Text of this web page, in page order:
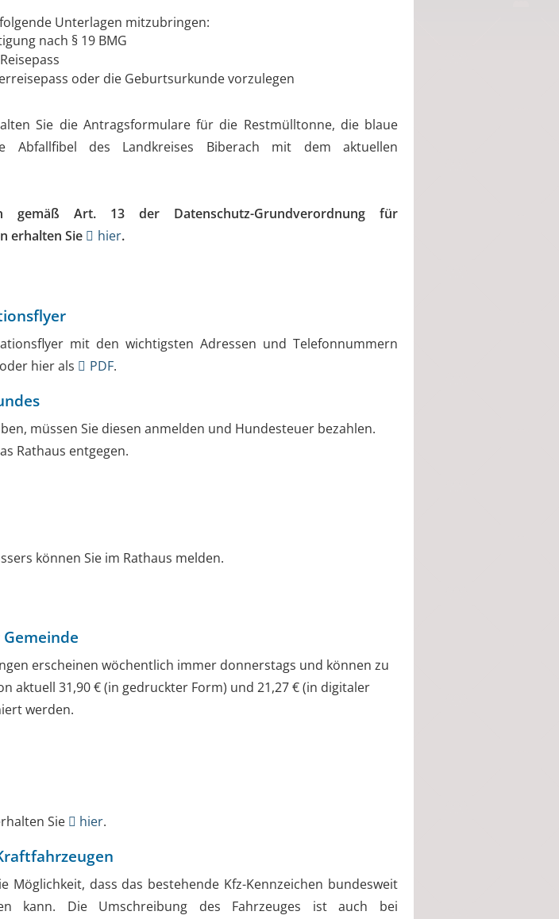
Unterlagen mitzubringen:
nach § 19 BMG
oder die Geburtsurkunde vorzulegen
Sie die Antragsformulare für die Restmülltonne, die blaue
Abfallfibel des Landkreises Biberach mit dem aktuellen
gemäß Art. 13 der Datenschutz-Grundverordnung für
erhalten Sie
hier.
mit den wichtigsten Adressen und Telefonnummern
hier als
PDF.
müssen Sie diesen anmelden und Hundesteuer bezahlen.
Rathaus entgegen.
können Sie im Rathaus melden.
erscheinen wöchentlich immer donnerstags und können zu
aktuell 31,90 € (in gedruckter Form) und 21,27 € (in digitaler
werden.
Sie hier.
Möglichkeit, dass das bestehende Kfz-Kennzeichen bundesweit
kann. Die Umschreibung des Fahrzeuges ist auch bei